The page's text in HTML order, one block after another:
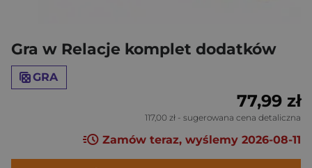
Gra w Relacje komplet dodatków
GRA
77,99 zł
117,00 zł - sugerowana cena detaliczna
Zamów teraz, wyślemy 2026-08-11